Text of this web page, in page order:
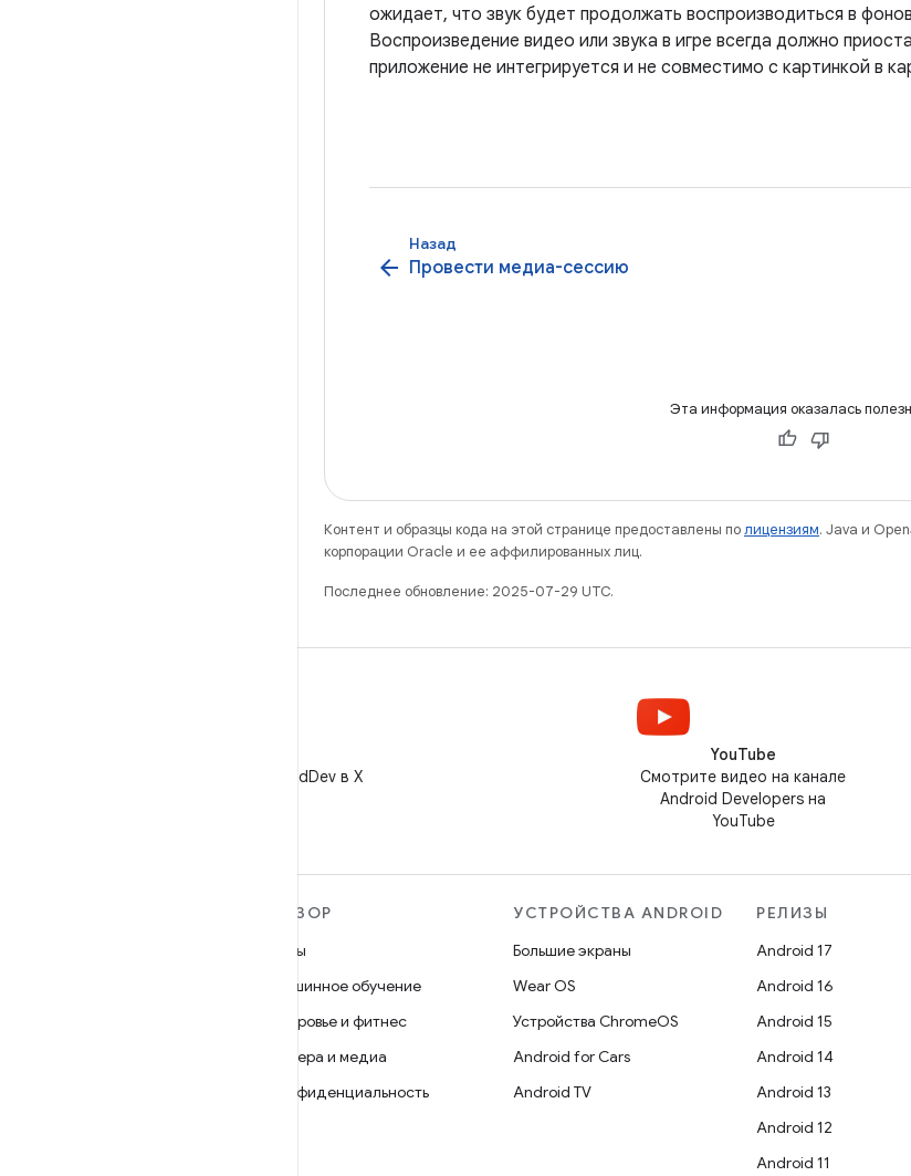
ожидает, что звук будет продолжать воспроизводиться в
Воспроизведение видео или звука в игре всегда должно
приложение не интегрируется и не совместимо с картинкой в
Назад
arrow_back Провести медиа-сессию
Эта информация оказалась
Контент и образцы кода на этой странице предоставлены полицензиям. Java и
корпорации Oracle и ее аффилированных лиц.
Последнее обновление: 2025-07-29 UTC.
Читайте @AndroidDev в X
YouTube
Смотрите видео на канале
Android Developers на
YouTube
ОБЗОР
Игры
Машинное обучение
Здоровье и фитнес
Камера и медиа
Конфиденциальность
УСТРОЙСТВА ANDROID
Большие экраны
Wear OS
Устройства ChromeOS
Android for Cars
Android TV
РЕЛИЗЫ
Android 17
Android 16
Android 15
Android 14
Android 13
Android 12
Android 11